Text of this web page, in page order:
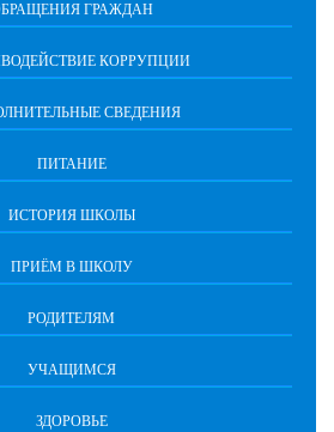
ГРАЖДАН
КОРРУПЦИИ
СВЕДЕНИЯ
ПИТАНИЕ
ИСТОРИЯ ШКОЛЫ
ПРИЁМ В ШКОЛУ
РОДИТЕЛЯМ
УЧАЩИМСЯ
ЗДОРОВЬЕ